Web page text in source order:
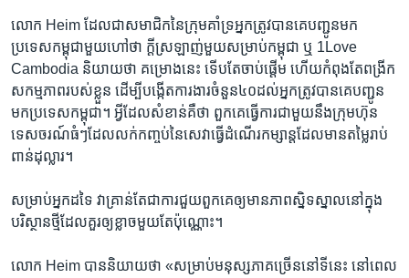
លោក Heim ដែល​ជា​សមាជិក​នៃ​ក្រុម​គាំទ្រ​អ្នក​ត្រូវ​បាន​គេ​បញ្ជូន​មក​
ប្រទេស​កម្ពុជា​មួយ​ហៅ​ថា ក្តី​ស្រឡាញ់​មួយ​សម្រាប់​កម្ពុជា ឬ 1Love
Cambodia និយាយ​ថា គម្រោង​នេះ ទើប​តែ​ចាប់ផ្តើម ហើយ​កំពុង​តែ​ពង្រីក​
សកម្មភាព​របស់​ខ្លួន ដើម្បី​បង្កើត​ការងារ​ចំនួន​៤០ដល់​អ្នក​ត្រូវ​បាន​គេ​បញ្ជូន​
មក​ប្រទេស​កម្ពុជា។ អ្វី​ដែល​សំខាន់​គឺ​ថា ពួកគេ​ធ្វើ​ការ​ជាមួយ​នឹង​ក្រុមហ៊ុន​
ទេសចរណ៍​ធំៗ​ដែល​លក់​កញ្ចប់​នៃ​សេវា​ធ្វើ​ដំណើរ​កម្សាន្ត​ដែល​មាន​តម្លៃ​រាប់
ពាន់​ដុល្លារ។​
សម្រាប់​អ្នក​ដទៃ​ វា​គ្រាន់​តែ​ជា​ការ​ជួយ​ពួកគេ​ឲ្យ​មាន​ភាព​ស្និទស្នាល​នៅ​ក្នុង​
បរិស្ថាន​ថ្មី​ដែល​គួរ​ឲ្យ​ខ្លាច​មួយ​តែ​ប៉ុណ្ណោះ។
លោក Heim បាន​និយាយ​ថា «សម្រាប់​មនុស្ស​ភាគច្រើន​នៅ​ទីនេះ នៅ​ពេល​